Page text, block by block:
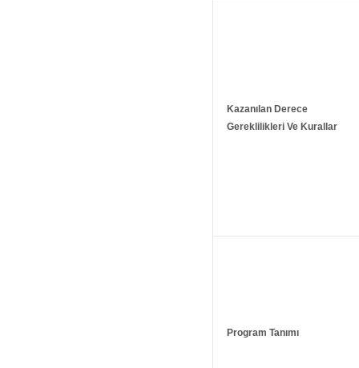
Kazanılan Derece
Gereklilikleri Ve Kurallar
Program Tanımı